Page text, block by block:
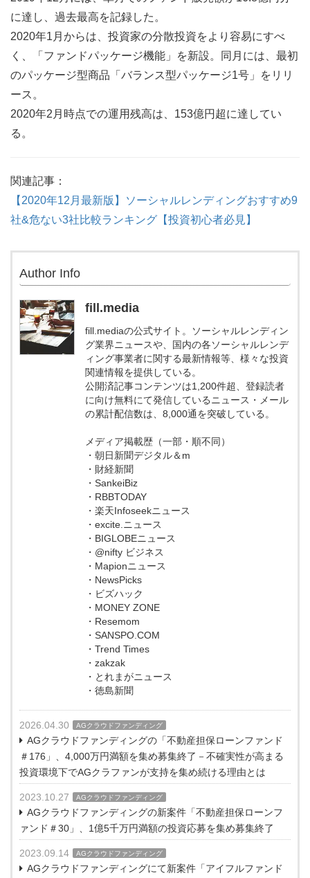
に達し、過去最高を記録した。
2020年1月からは、投資家の分散投資をより容易にすべ
く、「ファンドパッケージ機能」を新設。同月には、最初
のパッケージ型商品「バランス型パッケージ1号」をリリ
ース。
2020年2月時点での運用残高は、153億円超に達してい
る。
関連記事：
【2020年12月最新版】ソーシャルレンディングおすすめ9
社&危ない3社比較ランキング【投資初心者必見】
Author Info
fill.media
fill.mediaの公式サイト。ソーシャルレンディン
グ業界ニュースや、国内の各ソーシャルレンデ
ィング事業者に関する最新情報等、様々な投資
関連情報を提供している。
公開済記事コンテンツは1,200件超、登録読者
に向け無料にて発信しているニュース・メール
の累計配信数は、8,000通を突破している。
メディア掲載歴（一部・順不同）
・朝日新聞デジタル＆m
・財経新聞
・SankeiBiz
・RBBTODAY
・楽天Infoseekニュース
・excite.ニュース
・BIGLOBEニュース
・@nifty ビジネス
・Mapionニュース
・NewsPicks
・ビズハック
・MONEY ZONE
・Resemom
・SANSPO.COM
・Trend Times
・zakzak
・とれまがニュース
・徳島新聞
2026.04.30 AGクラウドファンディング
AGクラウドファンディングの「不動産担保ローンファンド
＃176」、4,000万円満額を集め募集終了－不確実性が高まる
投資環境下でAGクラファンが支持を集め続ける理由とは
2023.10.27 AGクラウドファンディング
AGクラウドファンディングの新案件「不動産担保ローンフ
ァンド＃30」、1億5千万円満額の投資応募を集め募集終了
2023.09.14 AGクラウドファンディング
AGクラウドファンディングにて新案件「アイフルファンド